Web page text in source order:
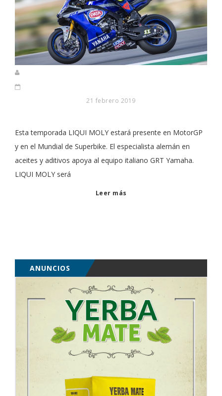
21 febrero 2019
Esta temporada LIQUI MOLY estará presente en MotorGP
y en el Mundial de Superbike. El especialista alemán en
aceites y aditivos apoya al equipo italiano GRT Yamaha.
LIQUI MOLY será
Leer más
ANUNCIOS